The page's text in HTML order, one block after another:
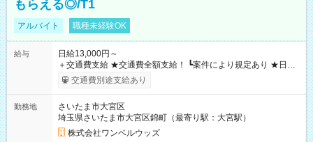
もらえる◎/T1
アルバイト 職種未経験OK
給与
日給13,000円～
＋交通費支給 ★交通費全額支給！ ┗案件により規定あり ★日払
いOK！（規定あり） ┗働いたその日に現金GET♪ お仕事後はコ
ンビニATMから 日払い分を引き落とせます！ 【試用期間】試
交通費別途支給あり
勤務地
さいたま市大宮区
埼玉県さいたま市大宮区錦町（最寄り駅：大宮駅）
株式会社ワンベルウッズ